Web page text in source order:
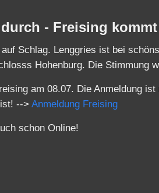
- Freising kommt
Schlag. Lenggries ist bei
Hohenburg. Die Stimmung
am 08.07. Die Anmeldung
--> Anmeldung Freising
schon Online!